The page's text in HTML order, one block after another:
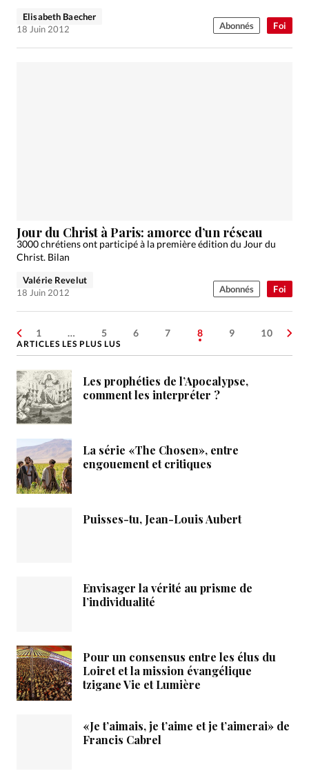
Foi
Elisabeth Baecher
18 Juin 2012
Abonnés
Foi
Jour du Christ à Paris: amorce d’un réseau
3000 chrétiens ont participé à la première édition du Jour du
Christ. Bilan
Valérie Revelut
18 Juin 2012
Abonnés
1 … 5 6 7 8 9 10
ARTICLES LES PLUS LUS
Les prophéties de l’Apocalypse,
comment les interpréter ?
La série «The Chosen», entre
engouement et critiques
Puisses-tu, Jean-Louis Aubert
Envisager la vérité au prisme de
l’individualité
Pour un consensus entre les élus du
Loiret et la mission évangélique
tzigane Vie et Lumière
«Je t’aimais, je t’aime et je t’aimerai» de
Francis Cabrel